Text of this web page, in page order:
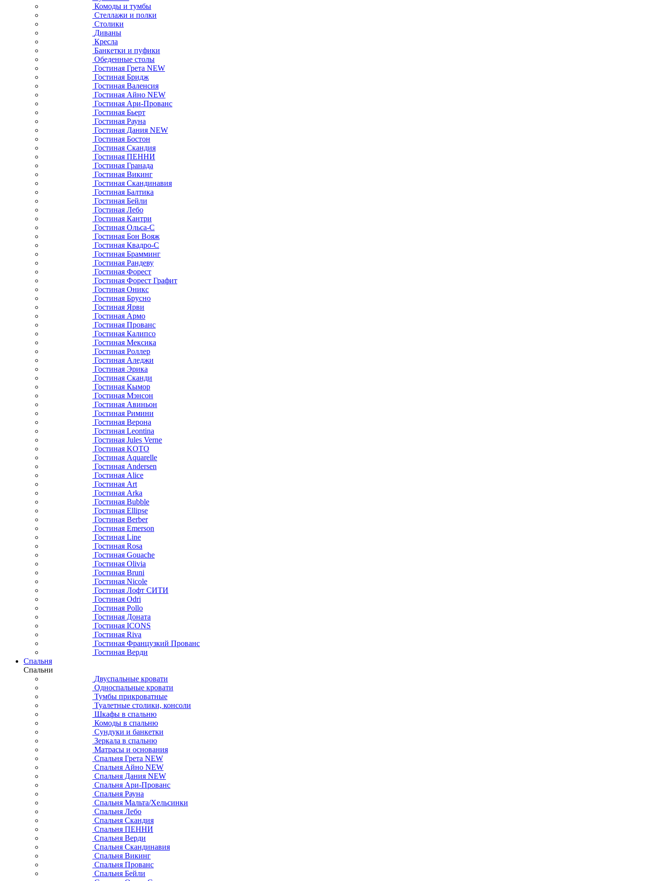
Комоды и тумбы
Стеллажи и полки
Столики
Диваны
Кресла
Банкетки и пуфики
Обеденные столы
Гостиная Грета NEW
Гостиная Бридж
Гостиная Валенсия
Гостиная Айно NEW
Гостиная Ари-Прованс
Гостиная Бьерт
Гостиная Рауна
Гостиная Дания NEW
Гостиная Бостон
Гостиная Скандия
Гостиная ПЕННИ
Гостиная Гранада
Гостиная Викинг
Гостиная Скандинавия
Гостиная Балтика
Гостиная Бейли
Гостиная Лебо
Гостиная Кантри
Гостиная Ольса-С
Гостиная Бон Вояж
Гостиная Квадро-С
Гостиная Брамминг
Гостиная Рандеву
Гостиная Форест
Гостиная Форест Графит
Гостиная Оникс
Гостиная Брусно
Гостиная Ярви
Гостиная Армо
Гостиная Прованс
Гостиная Калипсо
Гостиная Мексика
Гостиная Роллер
Гостиная Аледжи
Гостиная Эрика
Гостиная Сканди
Гостиная Кымор
Гостиная Мэнсон
Гостиная Авиньон
Гостиная Римини
Гостиная Верона
Гостиная Leontina
Гостиная Jules Verne
Гостиная KOTO
Гостиная Aquarelle
Гостиная Andersen
Гостиная Alice
Гостиная Art
Гостиная Arka
Гостиная Bubble
Гостиная Ellipse
Гостиная Berber
Гостиная Emerson
Гостиная Line
Гостиная Rosa
Гостиная Gouache
Гостиная Olivia
Гостиная Bruni
Гостиная Nicole
Гостиная Лофт СИТИ
Гостиная Odri
Гостиная Pollo
Гостиная Доната
Гостиная ICONS
Гостиная Riva
Гостиная Французкий Прованс
Гостиная Верди
Спальня
Спальни
Двуспальные кровати
Односпальные кровати
Тумбы прикроватные
Туалетные столики, консоли
Шкафы в спальню
Комоды в спальню
Сундуки и банкетки
Зеркала в спальню
Матрасы и основания
Спальня Грета NEW
Спальня Айно NEW
Спальня Дания NEW
Спальня Ари-Прованс
Спальня Рауна
Спальня Мальта/Хельсинки
Спальня Лебо
Спальня Скандия
Спальня ПЕННИ
Спальня Верди
Спальня Скандинавия
Спальня Викинг
Спальня Прованс
Спальня Бейли